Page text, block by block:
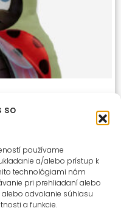
so
používame
a/alebo prístup k
technológiami nám
pri prehliadaní alebo
alebo odvolanie súhlasu
a funkcie.